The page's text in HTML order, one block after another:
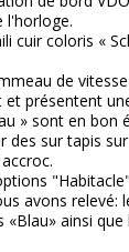
l'horloge.
cuir coloris «
de
présentent
» sont en bon
des sur tapis
avons relevé:
ainsi